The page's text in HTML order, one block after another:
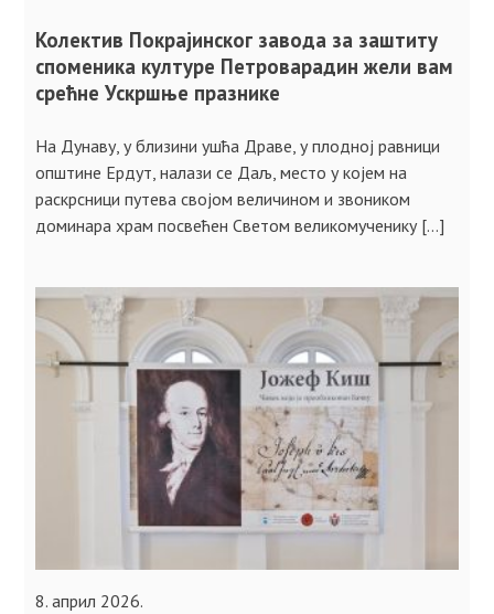
Колектив Покрајинског завода за заштиту
споменика културе Петроварадин жели вам
срећне Ускршње празнике
На Дунаву, у близини ушћа Драве, у плодној равници
општине Ердут, налази се Даљ, место у којем на
раскрсници путева својом величином и звоником
доминара храм посвећен Светом великомученику […]
8. април 2026.